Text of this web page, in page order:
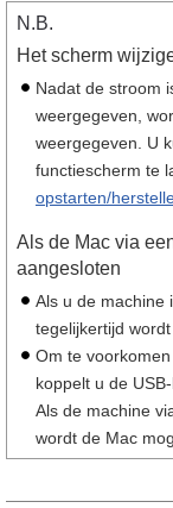
N.B.
Het scherm
Nadat de stroom
weergegeven,
weergegeven. U
functiescherm te
opstarten/
Als de Mac via
aangesloten
Als u de machine
tegelijkertijd wordt
Om te
koppelt u de
Als de machine
wordt de Mac